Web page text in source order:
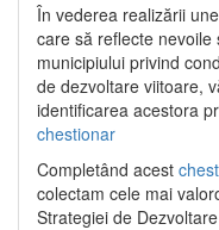
În vederea realizării
care să reflecte
municipiului privind
de dezvoltare viitoare,
identificarea acestora
chestionar
Completând acest
colectam cele mai
Strategiei de